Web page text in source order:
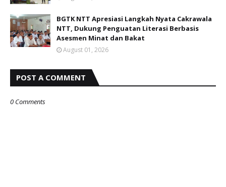
BGTK NTT Apresiasi Langkah Nyata Cakrawala
NTT, Dukung Penguatan Literasi Berbasis
Asesmen Minat dan Bakat
August 01, 2026
POST A COMMENT
0 Comments